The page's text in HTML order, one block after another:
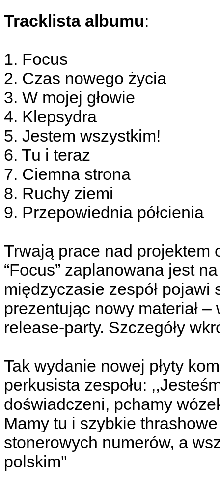
Tracklista albumu:
1. Focus
2. Czas nowego życia
3. W mojej głowie
4. Klepsydra
5. Jestem wszystkim!
6. Tu i teraz
7. Ciemna strona
8. Ruchy ziemi
9. Przepowiednia półcienia
Trwają prace nad projektem
“Focus” zaplanowana jest
międzyczasie zespół
prezentując nowy materiał
release-party. Szczegóły
Tak wydanie nowej płyty
perkusista zespołu:
doświadczeni, pchamy
Mamy tu i szybkie
stonerowych numerów, a
polskim''